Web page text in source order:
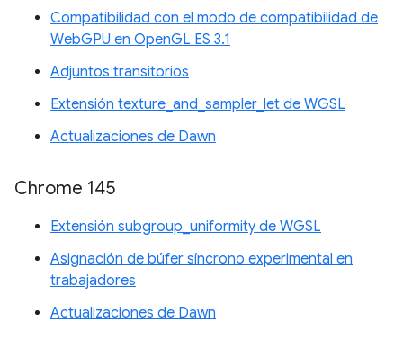
Compatibilidad con el modo de compatibilidad de
WebGPU en OpenGL ES 3.1
Adjuntos transitorios
Extensión texture_and_sampler_let de WGSL
Actualizaciones de Dawn
Chrome 145
Extensión subgroup_uniformity de WGSL
Asignación de búfer síncrono experimental en
trabajadores
Actualizaciones de Dawn